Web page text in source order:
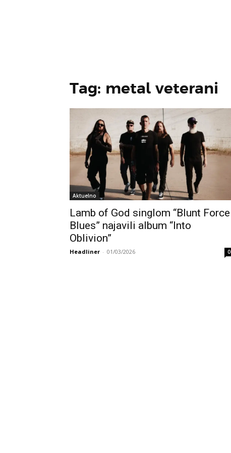
Tag: metal veterani
Aktuelno
Lamb of God singlom “Blunt Force
Blues” najavili album “Into
Oblivion”
Headliner - 01/03/2026 0